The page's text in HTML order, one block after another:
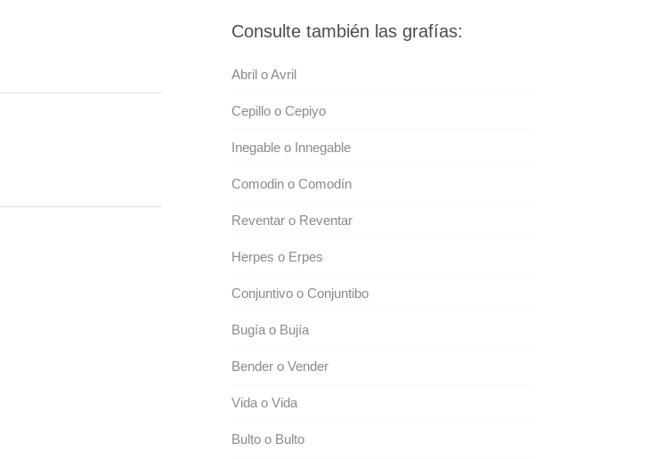
Consulte también las grafías:
Abril o Avril
Cepillo o Cepiyo
Inegable o Innegable
Comodin o Comodín
Reventar o Reventar
Herpes o Erpes
Conjuntivo o Conjuntibo
Bugía o Bujía
Bender o Vender
Vida o Vida
Bulto o Bulto